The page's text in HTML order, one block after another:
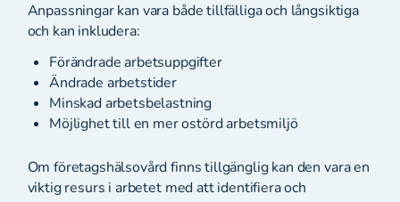
Anpassningar kan vara både tillfälliga och långsiktiga
och kan inkludera:
Förändrade arbetsuppgifter
Ändrade arbetstider
Minskad arbetsbelastning
Möjlighet till en mer ostörd arbetsmiljö
Om företagshälsovård finns tillgänglig kan den vara en
viktig resurs i arbetet med att identifiera och